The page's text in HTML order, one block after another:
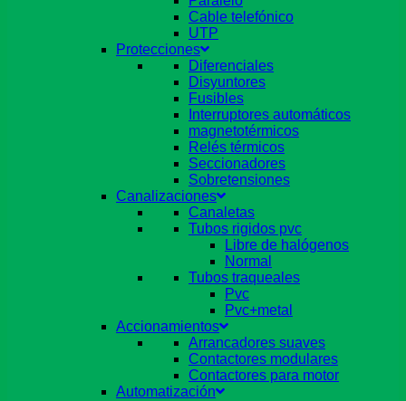
Cable telefónico
UTP
Protecciones
Diferenciales
Disyuntores
Fusibles
Interruptores automáticos
magnetotérmicos
Relés térmicos
Seccionadores
Sobretensiones
Canalizaciones
Canaletas
Tubos rigidos pvc
Libre de halógenos
Normal
Tubos traqueales
Pvc
Pvc+metal
Accionamientos
Arrancadores suaves
Contactores modulares
Contactores para motor
Automatización